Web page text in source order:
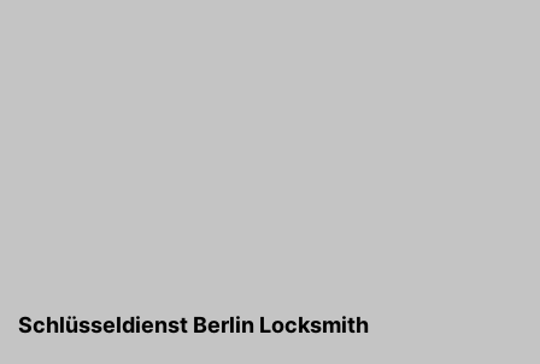
Schlüsseldienst Berlin Locksmith